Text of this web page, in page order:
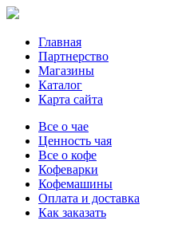
Главная
Партнерство
Магазины
Каталог
Карта сайта
Все о чае
Ценность чая
Все о кофе
Кофеварки
Кофемашины
Оплата и доставка
Как заказать